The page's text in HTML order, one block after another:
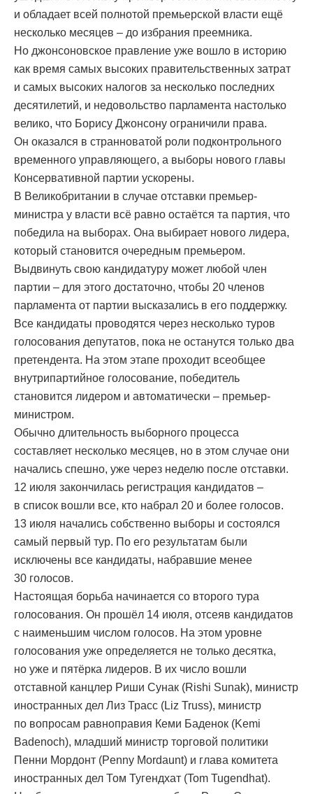
и обладает всей полнотой премьерской власти ещё
несколько месяцев – до избрания преемника.
Но джонсоновское правление уже вошло в историю
как время самых высоких правительственных затрат
и самых высоких налогов за несколько последних
десятилетий, и недовольство парламента настолько
велико, что Борису Джонсону ограничили права.
Он оказался в странноватой роли подконтрольного
временного управляющего, а выборы нового главы
Консервативной партии ускорены.
В Великобритании в случае отставки премьер-
министра у власти всё равно остаётся та партия, что
победила на выборах. Она выбирает нового лидера,
который становится очередным премьером.
Выдвинуть свою кандидатуру может любой член
партии – для этого достаточно, чтобы 20 членов
парламента от партии высказались в его поддержку.
Все кандидаты проводятся через несколько туров
голосования депутатов, пока не останутся только два
претендента. На этом этапе проходит всеобщее
внутрипартийное голосование, победитель
становится лидером и автоматически – премьер-
министром.
Обычно длительность выборного процесса
составляет несколько месяцев, но в этом случае они
начались спешно, уже через неделю после отставки.
12 июля закончилась регистрация кандидатов –
в список вошли все, кто набрал 20 и более голосов.
13 июля начались собственно выборы и состоялся
самый первый тур. По его результатам были
исключены все кандидаты, набравшие менее
30 голосов.
Настоящая борьба начинается со второго тура
голосования. Он прошёл 14 июля, отсеяв кандидатов
с наименьшим числом голосов. На этом уровне
голосования уже определяется не только десятка,
но уже и пятёрка лидеров. В их число вошли
отставной канцлер Риши Сунак (Rishi Sunak), министр
иностранных дел Лиз Трасс (Liz Truss), министр
по вопросам равноправия Кеми Баденок (Kemi
Badenoch), младший министр торговой политики
Пенни Мордонт (Penny Mordaunt) и глава комитета
иностранных дел Том Тугендхат (Tom Tugendhat).